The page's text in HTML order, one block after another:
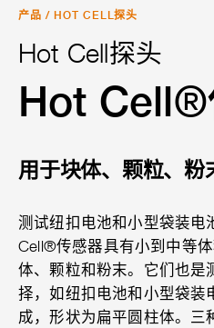
产品 / HOT CELL探头
Hot Cell探头
Hot Cell®
用于块体、颗粒、粉
测试纽扣电池和小型袋装电
Cell®传感器具有小到中等
体、颗粒和粉末。它们也是
择，如纽扣电池和小型袋装
成，形状为扁平圆柱体。三